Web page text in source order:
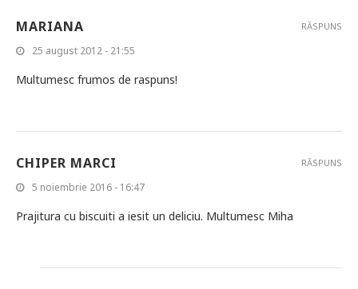
MARIANA
25 august 2012 - 21:55
Multumesc frumos de raspuns!
RĂSPUNS
CHIPER MARCI
5 noiembrie 2016 - 16:47
Prajitura cu biscuiti a iesit un deliciu. Multumesc Miha
RĂSPUNS